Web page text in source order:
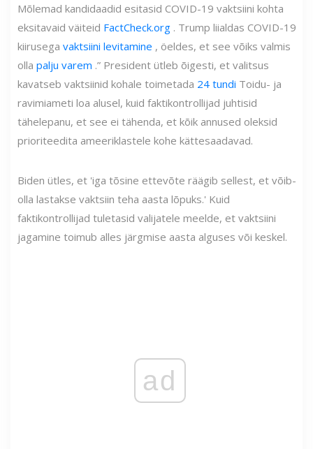
Mõlemad kandidaadid esitasid COVID-19 vaktsiini kohta
eksitavaid väiteid FactCheck.org . Trump liialdas COVID-19
kiirusega vaktsiini levitamine , öeldes, et see võiks valmis
olla palju varem .” President ütleb õigesti, et valitsus
kavatseb vaktsiinid kohale toimetada 24 tundi Toidu- ja
ravimiameti loa alusel, kuid faktikontrollijad juhtisid
tähelepanu, et see ei tähenda, et kõik annused oleksid
prioriteedita ameeriklastele kohe kättesaadavad.
Biden ütles, et 'iga tõsine ettevõte räägib sellest, et võib-
olla lastakse vaktsiin teha aasta lõpuks.' Kuid
faktikontrollijad tuletasid valijatele meelde, et vaktsiini
jagamine toimub alles järgmise aasta alguses või keskel.
ad